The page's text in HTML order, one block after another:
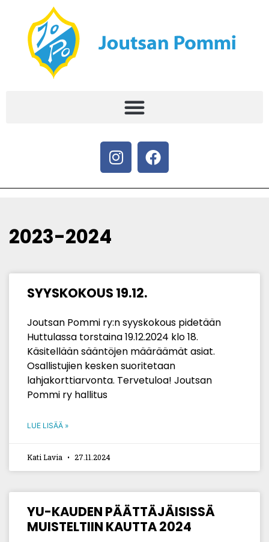
2023-2024
SYYSKOKOUS 19.12.
Joutsan Pommi ry:n syyskokous pidetään
Huttulassa torstaina 19.12.2024 klo 18.
Käsitellään sääntöjen määräämät asiat.
Osallistujien kesken suoritetaan
lahjakorttiarvonta. Tervetuloa! Joutsan
Pommi ry hallitus
LUE LISÄÄ »
Kati Lavia 27.11.2024
YU-KAUDEN PÄÄTTÄJÄISISSÄ
MUISTELTIIN KAUTTA 2024